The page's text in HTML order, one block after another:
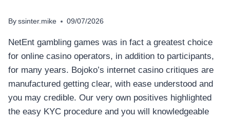
By ssinter.mike 09/07/2026
NetEnt gambling games was in fact a greatest choice
for online casino operators, in addition to participants,
for many years. Bojoko’s internet casino critiques are
manufactured getting clear, with ease understood and
you may credible. Our very own positives highlighted
the easy KYC procedure and you will knowledgeable